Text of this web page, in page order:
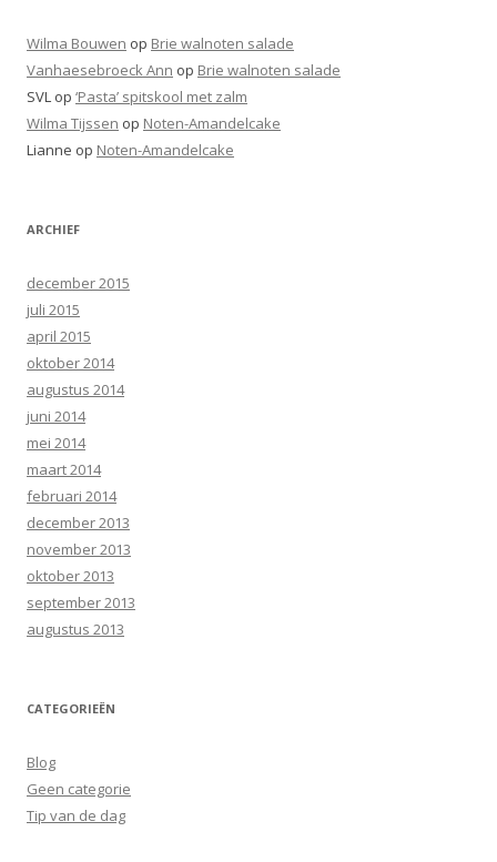
Wilma Bouwen op Brie walnoten salade
Vanhaesebroeck Ann op Brie walnoten salade
SVL op ‘Pasta’ spitskool met zalm
Wilma Tijssen op Noten-Amandelcake
Lianne op Noten-Amandelcake
ARCHIEF
december 2015
juli 2015
april 2015
oktober 2014
augustus 2014
juni 2014
mei 2014
maart 2014
februari 2014
december 2013
november 2013
oktober 2013
september 2013
augustus 2013
CATEGORIEËN
Blog
Geen categorie
Tip van de dag